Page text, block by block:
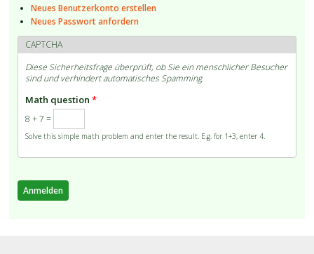
Neues Benutzerkonto erstellen
Neues Passwort anfordern
CAPTCHA
Diese Sicherheitsfrage überprüft, ob Sie ein menschlicher Besucher
sind und verhindert automatisches Spamming.
Math question*
8 + 7 =
Solve this simple math problem and enter the result. E.g. for 1+3, enter 4.